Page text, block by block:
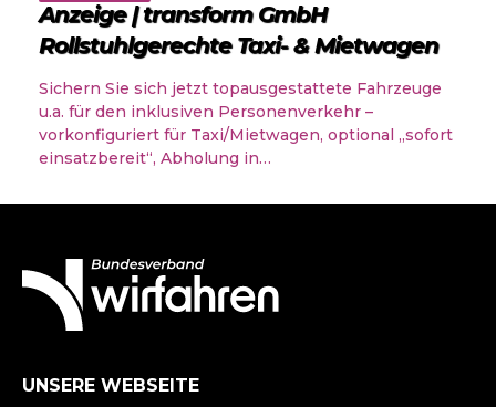
Anzeige | transform GmbH
Rollstuhlgerechte Taxi- & Mietwagen
Sichern Sie sich jetzt topausgestattete Fahrzeuge
u.a. für den inklusiven Personenverkehr –
vorkonfiguriert für Taxi/Mietwagen, optional „sofort
einsatzbereit“, Abholung in…
UNSERE WEBSEITE